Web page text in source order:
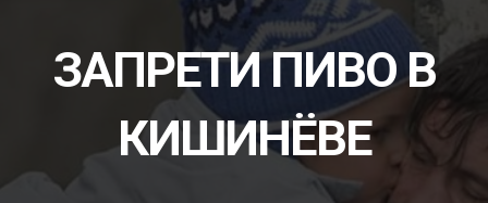
ЗАПРЕТИ ПИВО В
КИШИНЁВЕ